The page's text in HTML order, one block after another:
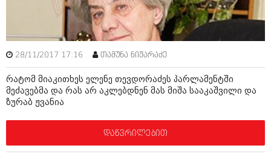
მაისი 2014 (313)
აპრილი 2014 (290)
მარტი 2014 (413)
თებერვალი 2014 (318)
იანვარი 2014 (297)
დეკემბერი 2013 (365)
ნოემბერი 2013 (279)
ოქტომბერი 2013 (256)
სექტემბერი 2013 (368)
ივნისი 2013 (212)
მაისი 2013 (259)
28/11/2017 17:16 თამუნა ნიჟარაძე
რატომ მიაკითხეს ელენე თევდორაძეს პარლამენტში
მეძავებმა და რას არ აკლებდნენ მას მიშა სააკაშვილი და
ზურაბ ჟვანია
დაწვრილებით